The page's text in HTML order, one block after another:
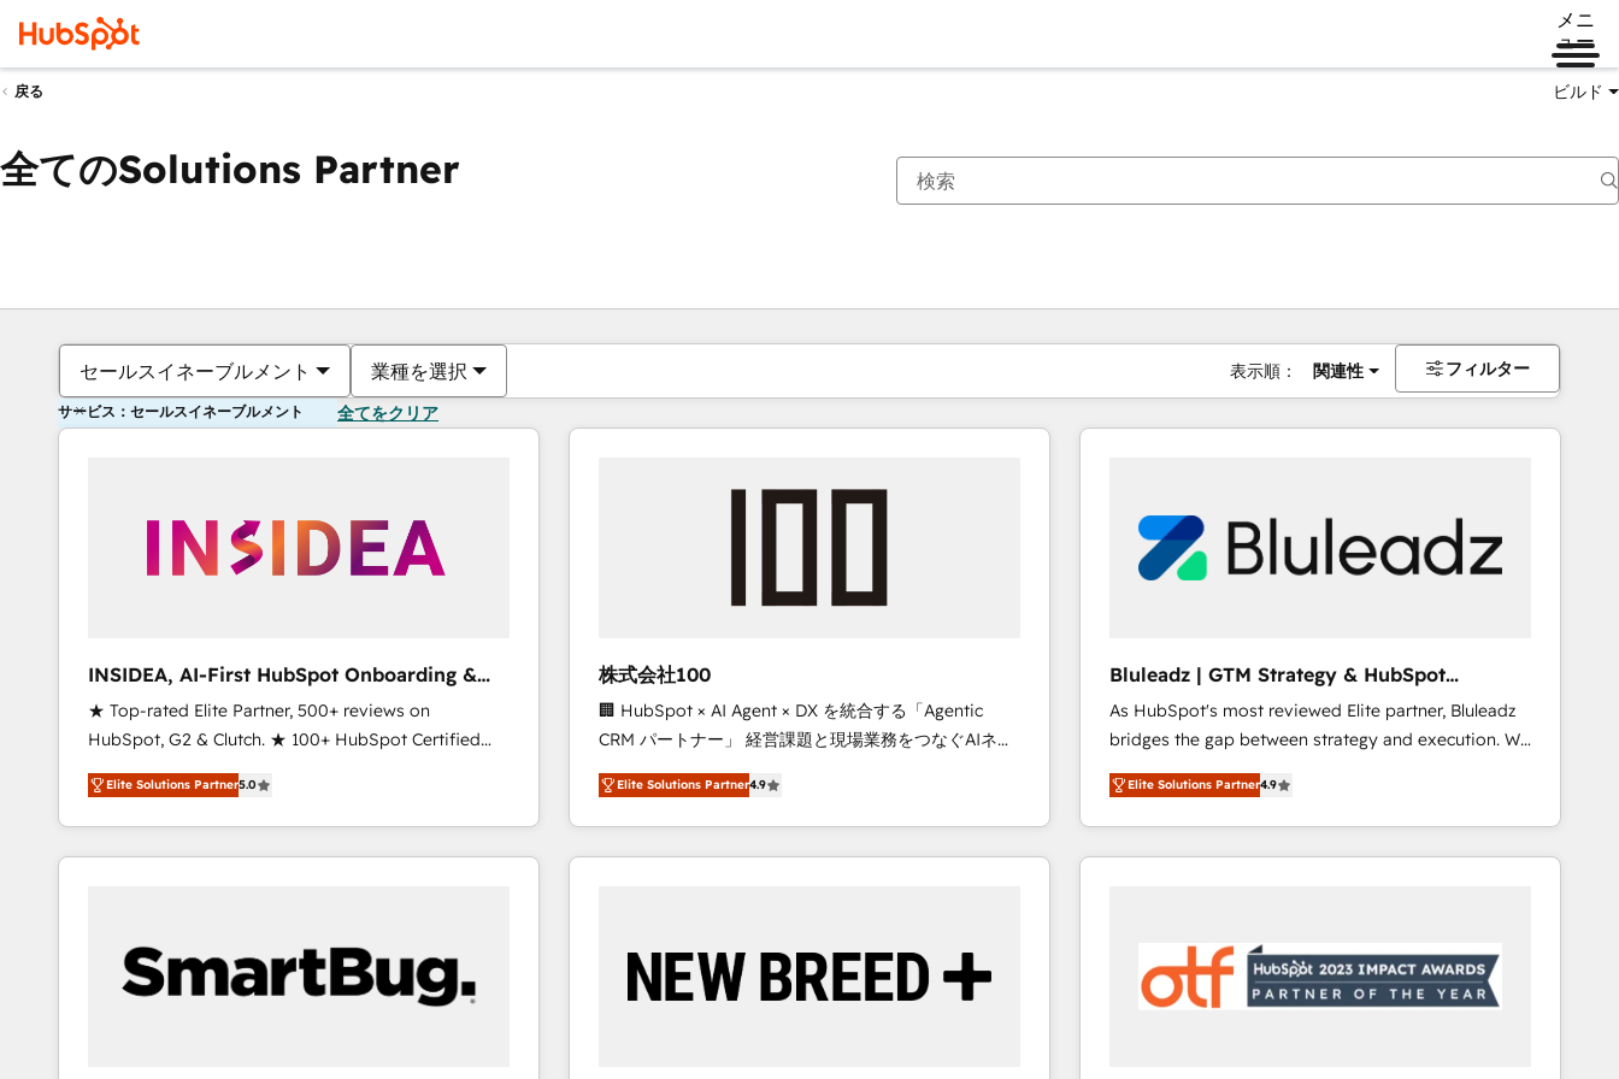
メニ
ュー
戻る ビルド
全てのSolutions Partner
セールスイネーブルメント 業種を選択 表示順： 関連性 フィルター
サービス：セールスイネーブルメント 全てをクリア
INSIDEA, AI-First HubSpot Onboarding &
RevOps
★ Top-rated Elite Partner, 500+ reviews on
HubSpot, G2 & Clutch. ★ 100+ HubSpot Certified
Experts & Trainers across the team ★ 1,500+
implementations across five continents ★ AI-First,
RevOps-led, Onboarding obsessed ★ Company of
the Year 2024/25 INSIDEA helps growing companies
workflows that drive adoption from week one, in
your time zone. What we do ➤ Onboarding: Live in
weeks, with workflows built around your business,
Elite Solutions Partner5.0
株式会社100
🏢 HubSpot × AI Agent × DX を統合する「Agentic
CRM パートナー」 経営課題と現場業務をつなぐAIネイ
ティブ・エージェンシーとして、HubSpot Eliteの実装
力で顧客フロント業務を再設計します。 💡 100inc は何
をする会社か？ HubSpotを共通基盤に、AIエージェン
トを組み込んだ顧客フロント業務（マーケティング・営
を、CRMを軸とした全社共通基盤に再構築します。意
思決定者・PMO・現場担当者に並走します。 1️⃣
Elite Solutions Partner4.9
Bluleadz | GTM Strategy & HubSpot
Implementation
As HubSpot's most reviewed Elite partner, Bluleadz
bridges the gap between strategy and execution. We
don't just "set up tools" — we install the GTM
Operating System (GTM OS) to align your leadership
and engineer a portal that drives predictable
revenue velocity. 🚀 GTM Strategy & Alignment
"accelerating a mess." ⚙️ Elite Engineering & AI
Scalable Architecture: Zero-technical-debt setup
across all Hubs, validated by our 7 HubSpot
Elite Solutions Partner4.9
現在の場所ページ
ページページページページページページページページページページ